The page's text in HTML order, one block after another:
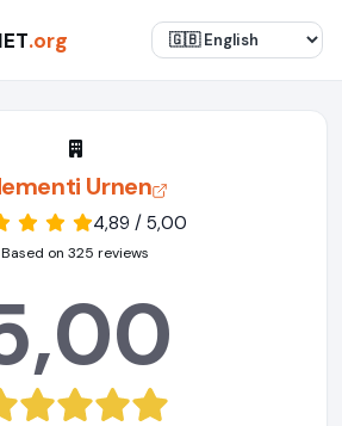
.org
Urnen
4,89 / 5,00
Based on 325 reviews